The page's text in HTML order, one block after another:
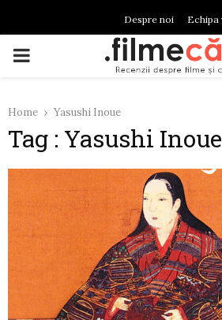
Despre noi Echipa
PRIMARY
Home Yasushi Inoue
Tag : Yasushi Inoue